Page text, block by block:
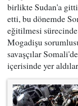
birlikte Sudan'a
etti, bu dönemde
eğitilmesi
Mogadişu
savaşçılar
içerisinde yer